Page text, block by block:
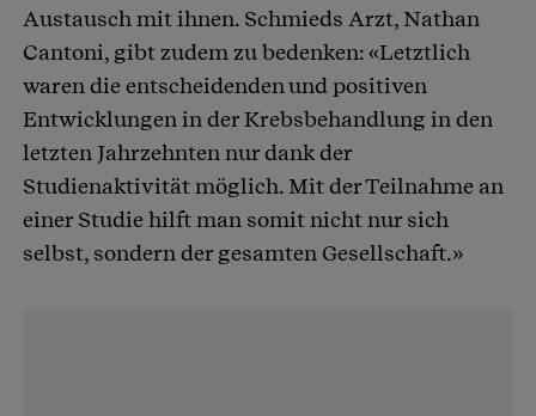
Austausch mit ihnen. Schmieds Arzt, Nathan
Cantoni, gibt zudem zu bedenken: «Letztlich
waren die entscheidenden und positiven
Entwicklungen in der Krebsbehandlung in den
letzten Jahrzehnten nur dank der
Studienaktivität möglich. Mit der Teilnahme an
einer Studie hilft man somit nicht nur sich
selbst, sondern der gesamten Gesellschaft.»